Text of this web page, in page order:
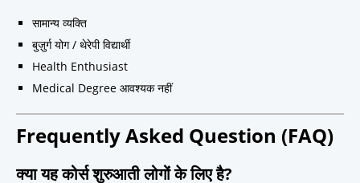
सामान्य व्यक्ति
बुज़ुर्ग योग / थेरेपी विद्यार्थी
Health Enthusiast
Medical Degree आवश्यक नहीं
Frequently Asked Question (FAQ)
क्या यह कोर्स शुरुआती लोगों के लिए है?